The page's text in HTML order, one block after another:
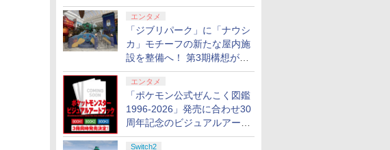
ロする夏のスパークル」がス
タート
エンタメ
「ジブリパーク」に「ナウシ
カ」モチーフの新たな屋内施
設を整備へ！ 第3期構想が公
開
エンタメ
「ポケモン公式ぜんこく図鑑
1996-2026」発売に合わせ30
周年記念のビジュアルアート
ブック3冊同時発売が決定
Switch2